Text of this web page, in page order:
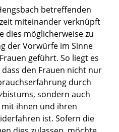
betreffenden
miteinander verknüpft
dies möglicherweise zu
der Vorwürfe im Sinne
geführt. So liegt es
den Frauen nicht nur
durch
sondern auch
ihnen und ihren
ist. Sofern die